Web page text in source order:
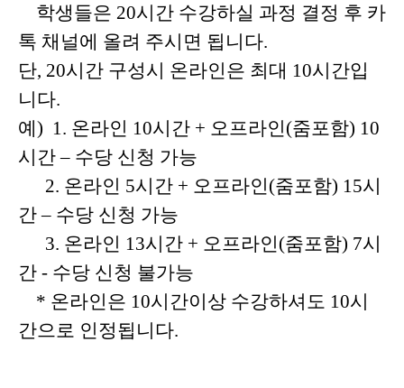
학생들은 20시간 수강하실 과정 결정 후 카
톡 채널에 올려 주시면 됩니다.
단, 20시간 구성시 온라인은 최대 10시간입
니다.
예) 1. 온라인 10시간 + 오프라인(줌포함) 10
시간 – 수당 신청 가능
2. 온라인 5시간 + 오프라인(줌포함) 15시
간 – 수당 신청 가능
3. 온라인 13시간 + 오프라인(줌포함) 7시
간 - 수당 신청 불가능
* 온라인은 10시간이상 수강하셔도 10시
간으로 인정됩니다.